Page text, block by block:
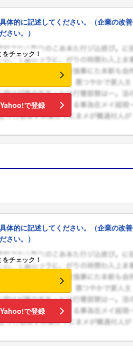
フォローしました
らの企業もフォローしませんか？
体的に記述してください。（企業の改善
さい。）
チェック！
Yahoo!で登録
体的に記述してください。（企業の改善
さい。）
チェック！
Yahoo!で登録